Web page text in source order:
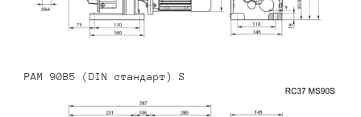
PAM 90B5 (DIN стандарт) S